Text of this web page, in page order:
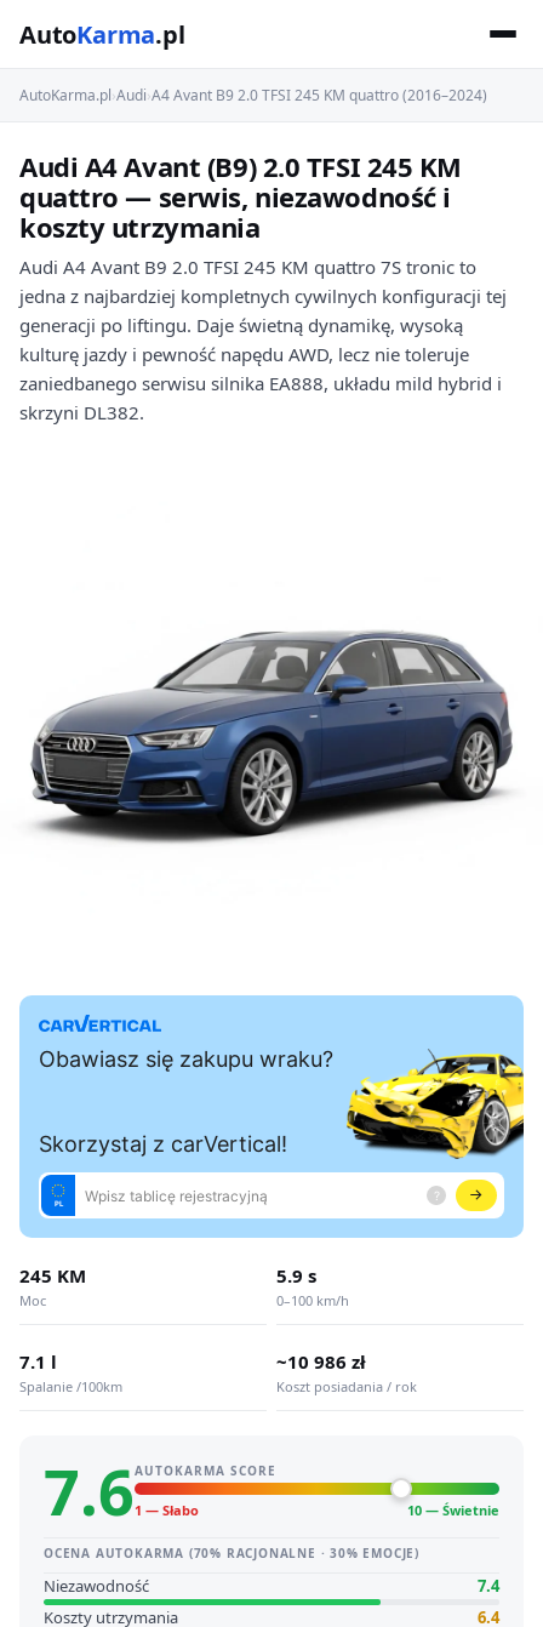
AutoKarma.pl
AutoKarma.pl›Audi›A4 Avant B9 2.0 TFSI 245 KM quattro (2016–2024)
Audi A4 Avant (B9) 2.0 TFSI 245 KM
quattro — serwis, niezawodność i
koszty utrzymania
Audi A4 Avant B9 2.0 TFSI 245 KM quattro 7S tronic to
jedna z najbardziej kompletnych cywilnych konfiguracji tej
generacji po liftingu. Daje świetną dynamikę, wysoką
kulturę jazdy i pewność napędu AWD, lecz nie toleruje
zaniedbanego serwisu silnika EA888, układu mild hybrid i
skrzyni DL382.
245 KM
Moc
5.9 s
0–100 km/h
7.1 l
Spalanie /100km
~10 986 zł
Koszt posiadania / rok
7.6AUTOKARMA SCORE
1 — Słabo 10 — Świetnie
OCENA AUTOKARMA (70% RACJONALNE · 30% EMOCJE)
Niezawodność
7.4
Koszty utrzymania
6.4